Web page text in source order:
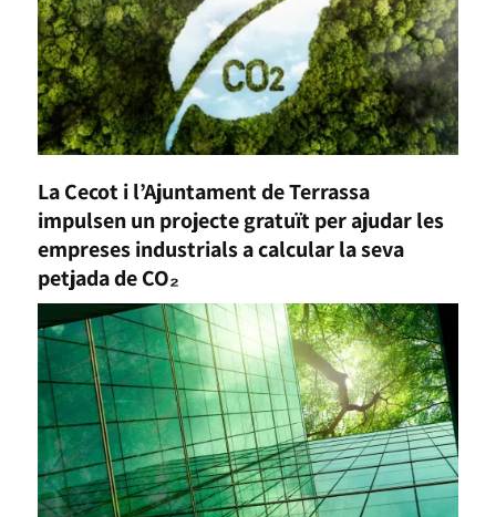
La Cecot i l’Ajuntament de Terrassa
impulsen un projecte gratuït per ajudar les
empreses industrials a calcular la seva
petjada de CO₂